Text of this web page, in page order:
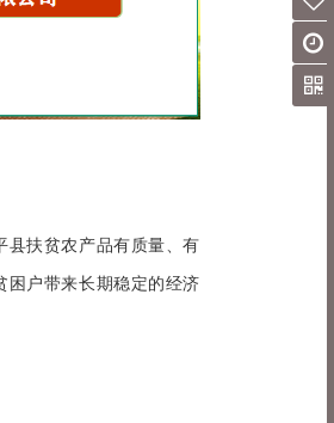
扶贫农产品有质量、有
户带来长期稳定的经济